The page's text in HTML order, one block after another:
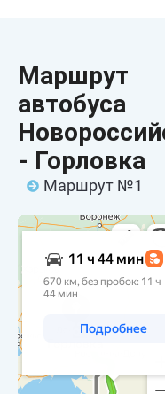
Маршрут
автобуса
- Горловка
Маршрут №1